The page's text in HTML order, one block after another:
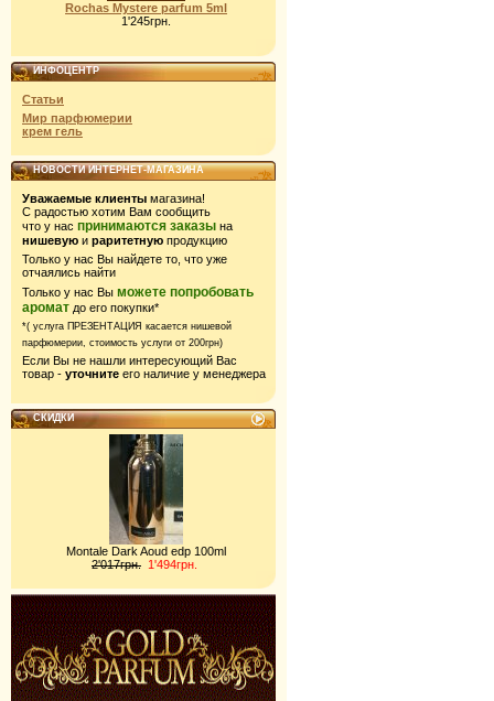
Rochas Mystere parfum 5ml
1'245грн.
ИНФОЦЕНТР
Статьи
Мир парфюмерии
крем гель
НОВОСТИ ИНТЕРНЕТ-МАГАЗИНА
Уважаемые клиенты магазина!
С радостью хотим Вам сообщить
что у нас принимаются заказы на
нишевую и раритетную продукцию
Только у нас Вы найдете то, что уже
отчаялись найти
Только у нас Вы можете попробовать
аромат до его покупки*
*( услуга ПРЕЗЕНТАЦИЯ касается нишевой
парфюмерии, стоимость услуги от 200грн)
Если Вы не нашли интересующий Вас
товар - уточните его наличие у менеджера
СКИДКИ
Montale Dark Aoud edp 100ml
2'017грн. 1'494грн.